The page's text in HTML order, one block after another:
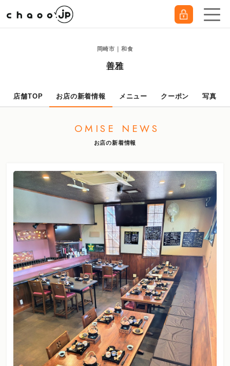
岡崎市｜和食
善雅
店舗TOP お店の新着情報 メニュー クーポン 写真
OMISE NEWS
お店の新着情報